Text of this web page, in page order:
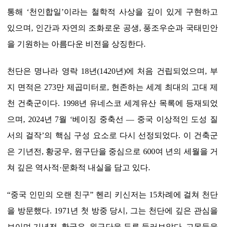
통해 ‘천인합일’이라는 철학적 사상을 깊이 있게 구현하고
있으며, 인간과 자연의 조화로운 공생, 풍조우순과 국태민안
을 기원하는 아름다운 비전을 상징한다.
천단은 명나라 영락 18년(1420년)에 처음 건립되었으며, 부
지 면적은 273만 제곱미터로, 현존하는 세계 최대의 고대 제
천 건축군이다. 1998년 유네스코 세계유산 목록에 등재되었
으며, 2024년 7월 ‘베이징 중축선 — 중국 이상적인 도성 질
서의 걸작’의 핵심 구성 요소로 다시 선정되었다. 이 건축군
은 기년전, 황궁우, 원구단을 중심으로 600여 년의 세월을 거
쳐 깊은 역사적·문화적 내실을 담고 있다.
“중국 인민의 오랜 친구” 헨리 키신저는 15차례에 걸쳐 천단
을 방문했다. 1971년 첫 방중 당시, 그는 천단에 깊은 관심을